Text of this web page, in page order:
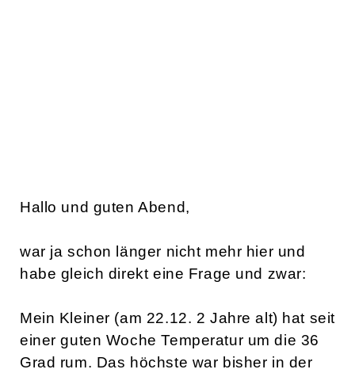
Hallo und guten Abend,
war ja schon länger nicht mehr hier und
habe gleich direkt eine Frage und zwar:
Mein Kleiner (am 22.12. 2 Jahre alt) hat seit
einer guten Woche Temperatur um die 36
Grad rum. Das höchste war bisher in der